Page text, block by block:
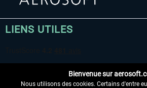
LIENS UTILES
Bienvenue sur
Nous utilisons des cookies. Certains d'entre